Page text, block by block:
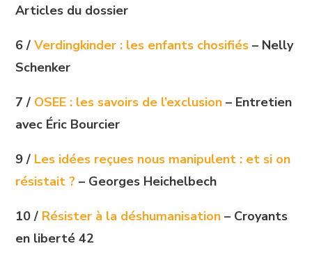
Articles du dossier
6 /Verdingkinder : les enfants chosifiés – Nelly
Schenker
7 / OSEE : les savoirs de l’exclusion – Entretien
avec Éric Bourcier
9 / Les idées reçues nous manipulent : et si on
résistait ? – Georges Heichelbech
10 / Résister à la déshumanisation – Croyants
en liberté 42